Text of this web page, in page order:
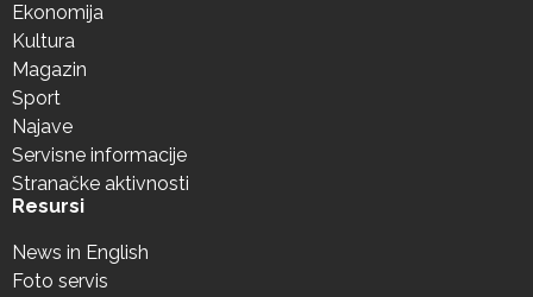
Ekonomija
Kultura
Magazin
Sport
Najave
Servisne informacije
Stranačke aktivnosti
Resursi
News in English
Foto servis